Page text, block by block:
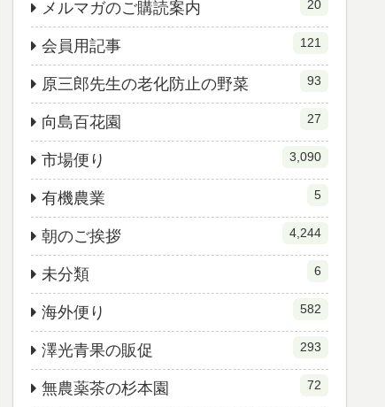
メルマガのご購読案内 20
会員用記事 121
原三郎先生の老化防止の野菜 93
向島百花園 27
市場便り 3,090
有機農業 5
朝のご挨拶 4,244
未分類 6
海外便り 582
澤光青果の販促 293
無農薬茶の杉本園 72